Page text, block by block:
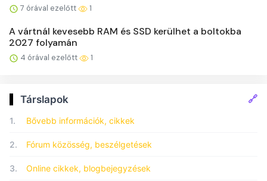
7 órával ezelőtt 1
A vártnál kevesebb RAM és SSD kerülhet a boltokba
2027 folyamán
4 órával ezelőtt 1
Társlapok 🔗
1. Bővebb információk, cikkek
2. Fórum közösség, beszélgetések
3. Online cikkek, blogbejegyzések